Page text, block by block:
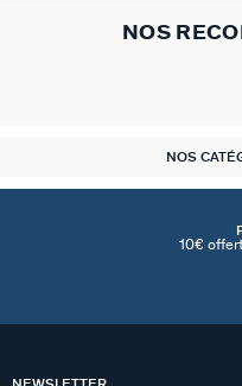
NOS
NOS
10€